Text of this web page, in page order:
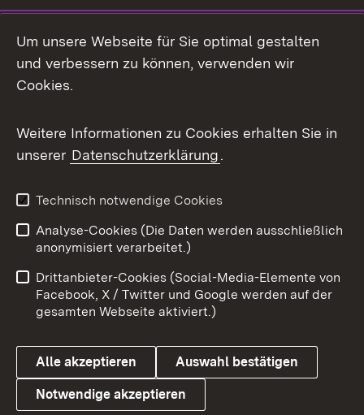
Facebook
X / Twitter
Youtube
Link zum Landesportal
Impressum
Kontakt
Barrierefreiheit
Datenschutz
Cookies
Um unsere Webseite für Sie optimal gestalten
und verbessern zu können, verwenden wir
Cookies.
Weitere Informationen zu Cookies erhalten Sie in
unserer Datenschutzerklärung.
Technisch notwendige Cookies
Analyse-Cookies (Die Daten werden ausschließlich
anonymisiert verarbeitet.)
Drittanbieter-Cookies (Social-Media-Elemente von
Facebook, X / Twitter und Google werden auf der
gesamten Webseite aktiviert.)
Alle akzeptieren Auswahl bestätigen
Notwendige akzeptieren